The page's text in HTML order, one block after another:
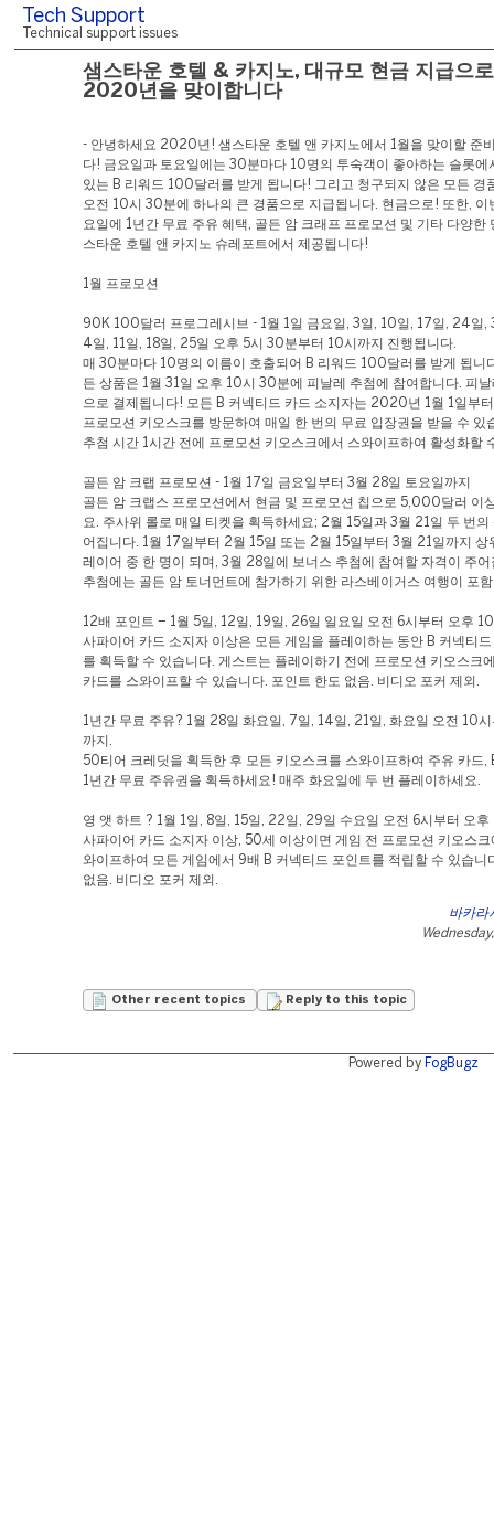
Tech Support
Technical support issues
샘스타운 호텔 & 카지노, 대규모 현금 지급으로
2020년을 맞이합니다
- 안녕하세요 2020년! 샘스타운 호텔 앤 카지노에서 1월을 맞이할 준
다! 금요일과 토요일에는 30분마다 10명의 투숙객이 좋아하는 슬롯에
있는 B 리워드 100달러를 받게 됩니다! 그리고 청구되지 않은 모든 경
오전 10시 30분에 하나의 큰 경품으로 지급됩니다. 현금으로! 또한, 이
요일에 1년간 무료 주유 혜택, 골든 암 크래프 프로모션 및 기타 다양한
스타운 호텔 앤 카지노 슈레포트에서 제공됩니다!
1월 프로모션
90K 100달러 프로그레시브 - 1월 1일 금요일, 3일, 10일, 17일, 24일,
4일, 11일, 18일, 25일 오후 5시 30분부터 10시까지 진행됩니다.
매 30분마다 10명의 이름이 호출되어 B 리워드 100달러를 받게 됩니
든 상품은 1월 31일 오후 10시 30분에 피날레 추첨에 참여합니다. 피
으로 결제됩니다! 모든 B 커넥티드 카드 소지자는 2020년 1월 1일부
프로모션 키오스크를 방문하여 매일 한 번의 무료 입장권을 받을 수 있
추첨 시간 1시간 전에 프로모션 키오스크에서 스와이프하여 활성화할
골든 암 크랩 프로모션 - 1월 17일 금요일부터 3월 28일 토요일까지
골든 암 크랩스 프로모션에서 현금 및 프로모션 칩으로 5,000달러 이
요. 주사위 롤로 매일 티켓을 획득하세요; 2월 15일과 3월 21일 두 번의
어집니다. 1월 17일부터 2월 15일 또는 2월 15일부터 3월 21일까지
레이어 중 한 명이 되며, 3월 28일에 보너스 추첨에 참여할 자격이 주어
추첨에는 골든 암 토너먼트에 참가하기 위한 라스베이거스 여행이 포
12배 포인트 – 1월 5일, 12일, 19일, 26일 일요일 오전 6시부터 오후
사파이어 카드 소지자 이상은 모든 게임을 플레이하는 동안 B 커넥티
를 획득할 수 있습니다. 게스트는 플레이하기 전에 프로모션 키오스크
카드를 스와이프할 수 있습니다. 포인트 한도 없음. 비디오 포커 제외.
1년간 무료 주유? 1월 28일 화요일, 7일, 14일, 21일, 화요일 오전 10
까지.
50티어 크레딧을 획득한 후 모든 키오스크를 스와이프하여 주유 카드,
1년간 무료 주유권을 획득하세요! 매주 화요일에 두 번 플레이하세요.
영 앳 하트 ? 1월 1일, 8일, 15일, 22일, 29일 수요일 오전 6시부터 오후
사파이어 카드 소지자 이상, 50세 이상이면 게임 전 프로모션 키오스크
와이프하여 모든 게임에서 9배 B 커넥티드 포인트를 적립할 수 있습니
없음. 비디오 포커 제외.
바카라
Other recent topics Reply to this topic
Powered by FogBugz